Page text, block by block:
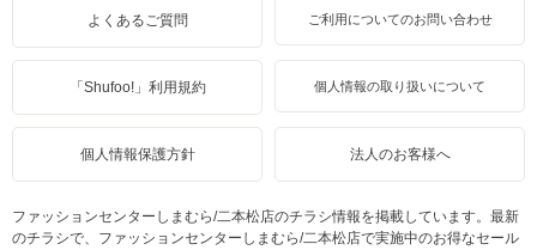
よくあるご質問 ご利用についてのお問い合わせ
「Shufoo!」利用規約 個人情報の取り扱いについて
個人情報保護方針 法人のお客様へ
ファッションセンターしまむら/二本松店のチラシ情報を掲載しています。最新
のチラシで、ファッションセンターしまむら/二本松店で実施中のお得なセール